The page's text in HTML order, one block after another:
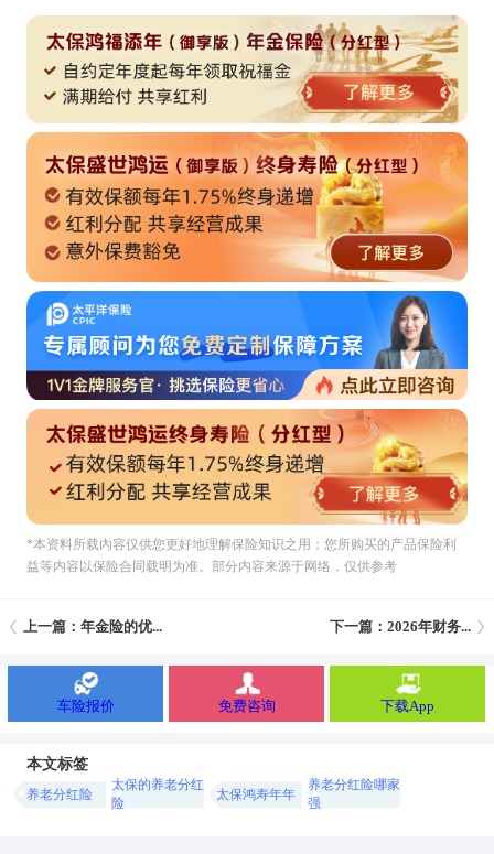
*本资料所载內容仅供您更好地理解保险知识之用；您所购买的产品保险利
益等内容以保险合同载明为准。部分内容来源于网络，仅供参考
上一篇：年金险的优... 下一篇：2026年财务...
车险报价 免费咨询 下载App
本文标签
养老分红险
太保的养老分红
险
太保鸿寿年年
养老分红险哪家
强